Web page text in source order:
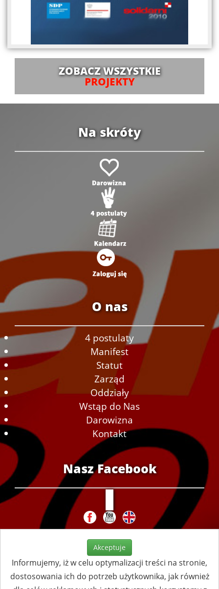
ZOBACZ WSZYSTKIE
PROJEKTY
Na skróty
O nas
4 postulaty
Manifest
Statut
Zarząd
Oddziały
Wstąp do Nas
Darowizna
Kontakt
Nasz Facebook
Akceptuje
Informujemy, iż w celu optymalizacji treści na stronie,
dostosowania ich do potrzeb użytkownika, jak również